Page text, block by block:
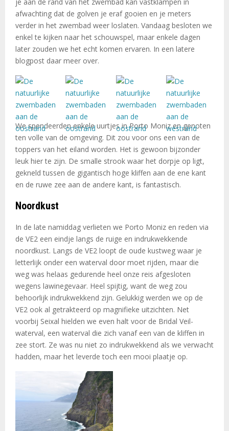
afwachting dat de golven je eraf gooien en je meters
verder in het zwembad weer loslaten. Vandaag besloten we
enkel te kijken naar het schouwspel, maar enkele dagen
later zouden we het echt komen ervaren. In een latere
blogpost daar meer over.
We spendeerden enkele uurtjes in Porto Moniz en genoten
ten volle van de omgeving. Dit zou voor ons een van de
toppers van het eiland worden. Het is gewoon bijzonder
leuk hier te zijn. De smalle strook waar het dorpje op ligt,
gekneld tussen de gigantisch hoge kliffen aan de ene kant
en de ruwe zee aan de andere kant, is fantastisch.
Noordkust
In de late namiddag verlieten we Porto Moniz en reden via
de VE2 een eindje langs de ruige en indrukwekkende
noordkust. Langs de VE2 loopt de oude kustweg waar je
letterlijk onder een waterval door moet rijden, maar die
weg was helaas gedurende heel onze reis afgesloten
wegens lawinegevaar. Heel spijtig, want de weg zou
behoorlijk indrukwekkend zijn. Gelukkig werden we op de
VE2 ook al getrakteerd op magnifieke uitzichten. Net
voorbij Seixal hielden we even halt voor de Bridal Veil-
waterval, een waterval die zich vanaf een van de kliffen in
zee stort. Ze was nu niet zo indrukwekkend als we verwacht
hadden, maar het leverde toch een mooi plaatje op.